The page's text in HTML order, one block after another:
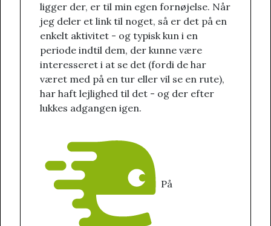
ligger der, er til min egen fornøjelse. Når
jeg deler et link til noget, så er det på en
enkelt aktivitet - og typisk kun i en
periode indtil dem, der kunne være
interesseret i at se det (fordi de har
været med på en tur eller vil se en rute),
har haft lejlighed til det - og der efter
lukkes adgangen igen.
På